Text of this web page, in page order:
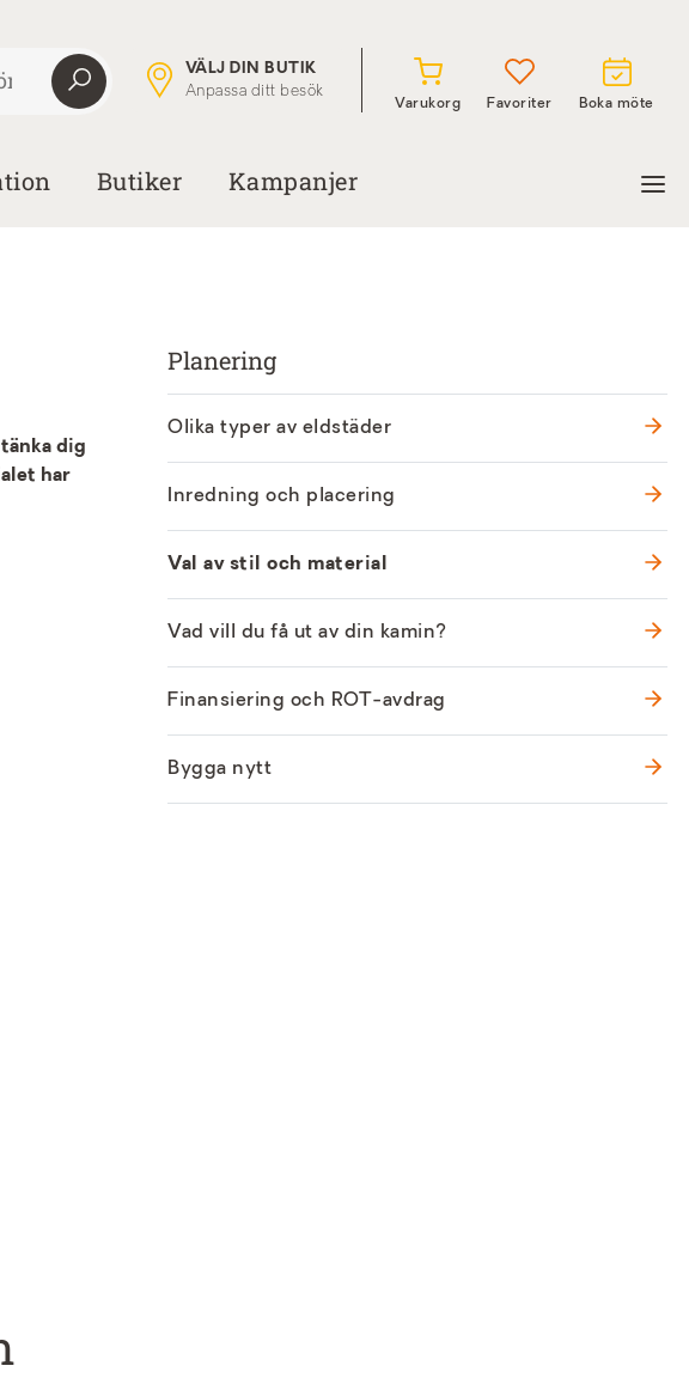
VÄLJ DIN BUTIK
Anpassa ditt besök
Varukorg Favoriter Boka möte
Butiker Kampanjer
dig
har
Planering
Olika typer av eldstäder
Inredning och placering
Val av stil och material
Vad vill du få ut av din kamin?
Finansiering och ROT-avdrag
Bygga nytt